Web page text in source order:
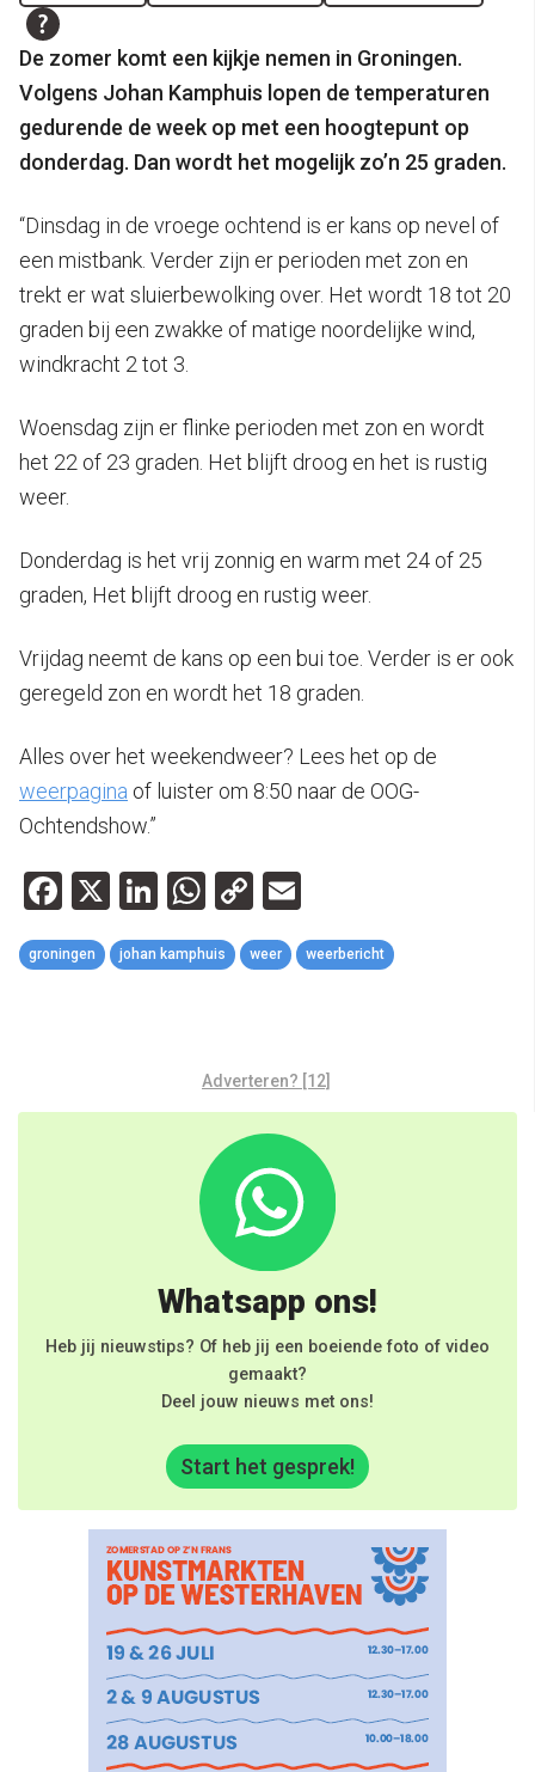
De zomer komt een kijkje nemen in Groningen.
Volgens Johan Kamphuis lopen de temperaturen
gedurende de week op met een hoogtepunt op
donderdag. Dan wordt het mogelijk zo’n 25 graden.
“Dinsdag in de vroege ochtend is er kans op nevel of
een mistbank. Verder zijn er perioden met zon en
trekt er wat sluierbewolking over. Het wordt 18 tot 20
graden bij een zwakke of matige noordelijke wind,
windkracht 2 tot 3.
Woensdag zijn er flinke perioden met zon en wordt
het 22 of 23 graden. Het blijft droog en het is rustig
weer.
Donderdag is het vrij zonnig en warm met 24 of 25
graden, Het blijft droog en rustig weer.
Vrijdag neemt de kans op een bui toe. Verder is er ook
geregeld zon en wordt het 18 graden.
Alles over het weekendweer? Lees het op de
weerpagina of luister om 8:50 naar de OOG-
Ochtendshow.”
Facebook
X LinkedIn
WhatsApp
Copy
Link
groningen johan kamphuis weer weerbericht
Adverteren? [12]
Whatsapp ons!
Heb jij nieuwstips? Of heb jij een boeiende foto of video
gemaakt?
Deel jouw nieuws met ons!
Start het gesprek!